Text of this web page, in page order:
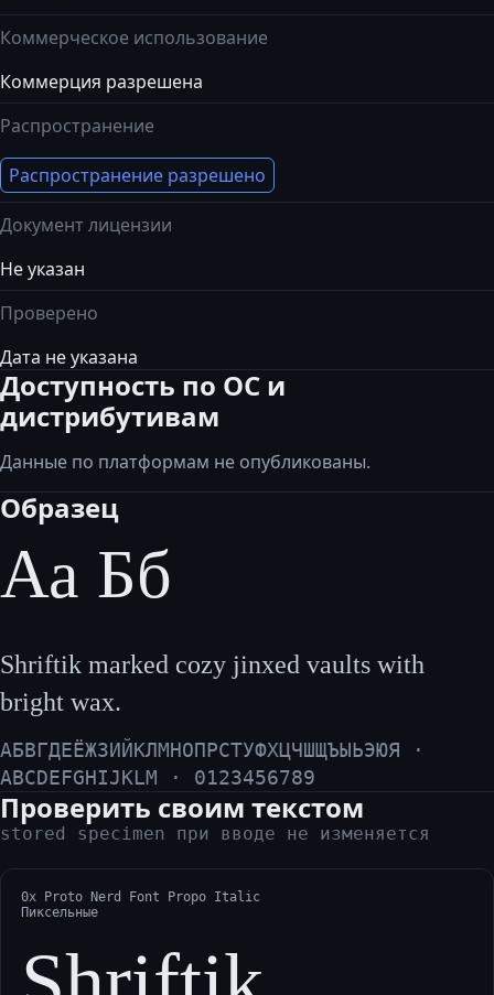
Коммерческое использование
Коммерция разрешена
Распространение
Распространение разрешено
Документ лицензии
Не указан
Проверено
Дата не указана
Доступность по ОС и
дистрибутивам
Данные по платформам не опубликованы.
Образец
Аа Бб
Shriftik marked cozy jinxed vaults with
bright wax.
АБВГДЕЁЖЗИЙКЛМНОПРСТУФХЦЧШЩЪЫЬЭЮЯ ·
ABCDEFGHIJKLM · 0123456789
Проверить своим текстом
stored specimen при вводе не изменяется
0x Proto Nerd Font Propo Italic
Пиксельные